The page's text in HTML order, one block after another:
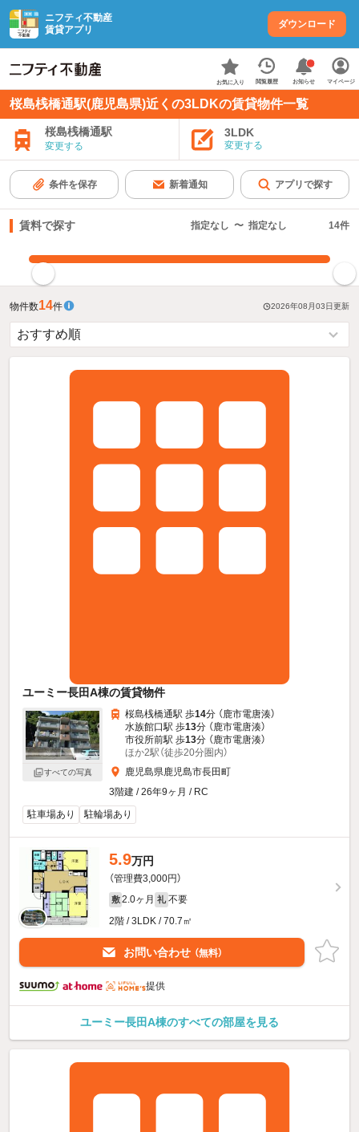
ニフティ不動産
賃貸アプリ
ダウンロード
お気に入り 閲覧履歴 お知らせ マイページ
桜島桟橋通駅(鹿児島県)近くの3LDKの賃貸物件一覧
桜島桟橋通駅
変更する
3LDK
変更する
条件を保存 新着通知 アプリで探す
賃料で探す 指定なし 〜 指定なし 14件
物件数14件 2026年08月03日更新
ユーミー長田A棟の賃貸物件
すべての写真
桜島桟橋通駅 歩14分 （鹿市電唐湊）
水族館口駅 歩13分 （鹿市電唐湊）
市役所前駅 歩13分 （鹿市電唐湊）
ほか2駅（徒歩20分圏内）
鹿児島県鹿児島市長田町
3階建 / 26年9ヶ月 / RC
駐車場あり
駐輪場あり
5.9万円
（管理費3,000円）
敷 2.0ヶ月 礼 不要
2階 / 3LDK / 70.7㎡
お問い合わせ （無料）
提供
ユーミー長田A棟のすべての部屋を見る